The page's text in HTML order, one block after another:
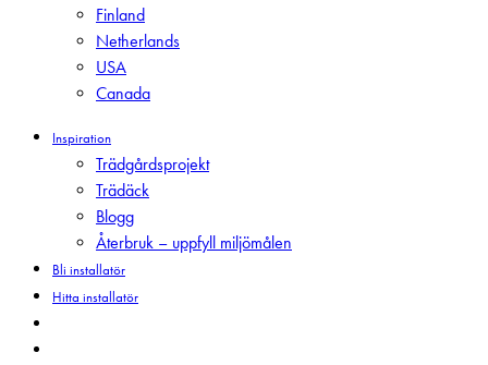
Finland
Netherlands
USA
Canada
Inspiration
Trädgårdsprojekt
Trädäck
Blogg
Återbruk – uppfyll miljömålen
Bli installatör
Hitta installatör